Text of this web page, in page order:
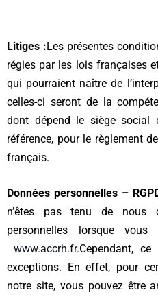
Litiges :Les présentes
régies par les lois françaises
qui pourraient naître de
celles-ci seront de la
dont dépend le siège
référence, pour le règlement
français.
Données personnelles –
n’êtes pas tenu de nous
personnelles lorsque
www.accrh.fr.Cependant,
exceptions. En effet, pour
notre site, vous pouvez être